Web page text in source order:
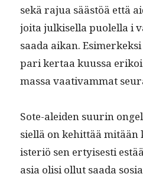
sekä rajua säästöä että
joi­ta julkisel­la puolel­la i
saa­da aikan.
pari ker­taa kuus­sa
mas­sa vaa­ti­vam­mat
Sote-alei­den suurin
siel­lä on kehit­tää
is­ter­iö sen ertyis­es­ti
asia olisi ollut saa­da